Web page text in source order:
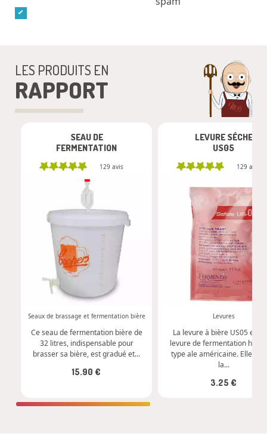
LES PRODUITS EN
RAPPORT
SEAU DE
FERMENTATION
129avis
+
Seaux de brassage et fermentation bière
Ce seau de fermentation bière de
32 litres, indispensable pour
brasser sa bière, est gradué et...
15.90 €
LEVURE SÉCHE
US05
129avis
Commander
Levures
La levure à bière US05 est
levure de fermentation
type ale américaine. Elle
la...
3.25 €